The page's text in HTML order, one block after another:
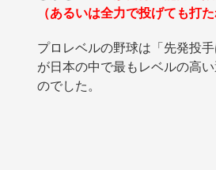
（あるいは全力で投げても打た
プロレベルの野球は「先発投
が日本の中で最もレベルの高
のでした。